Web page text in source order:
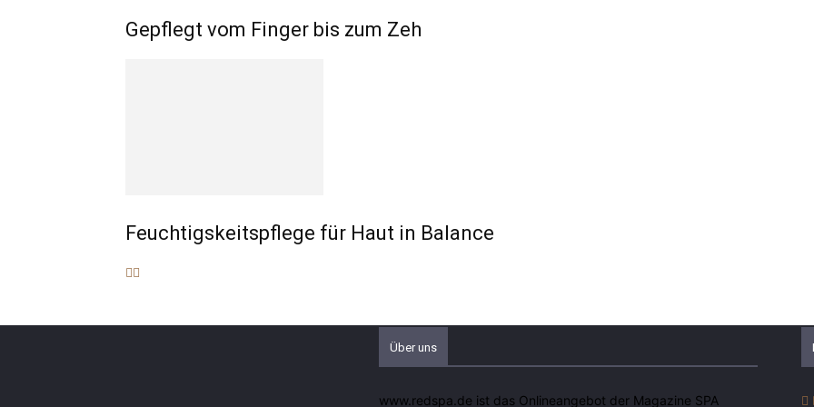
Gepflegt vom Finger bis zum Zeh
Feuchtigskeitspflege für Haut in Balance
Über uns
www.redspa.de ist das Onlineangebot der Magazine SPA